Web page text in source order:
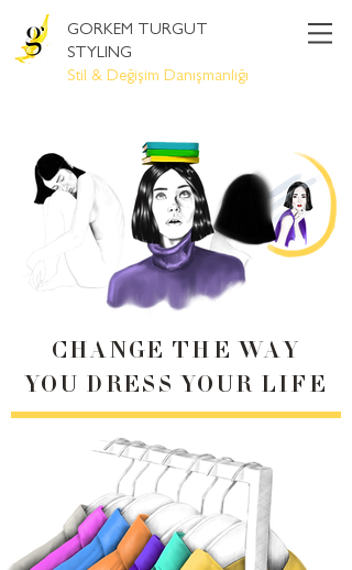
GORKEM TURGUT
STYLING
Stil & Değişim Danışmanlığı
CHANGE THE WAY
YOU DRESS YOUR LIFE